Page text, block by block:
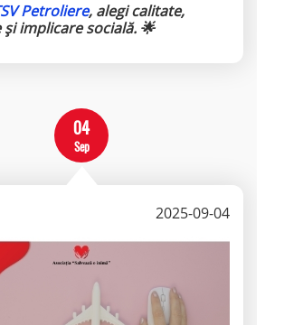
Petroliere, alegi calitate,
implicare socială. 🌟
04
Sep
2025-09-04